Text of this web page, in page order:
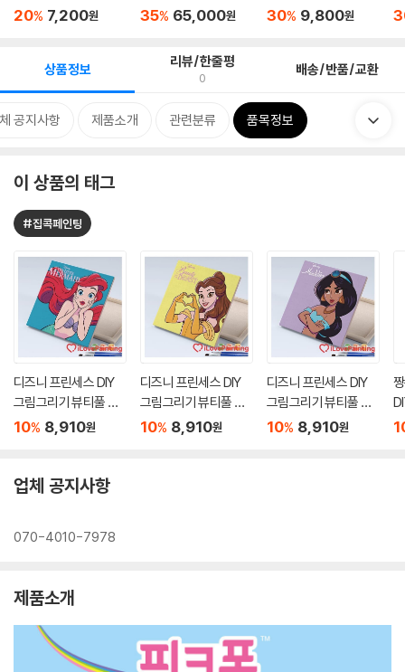
20% 7,200원 35% 65,000원
비 ...
30% 9,800원
상품정보 리뷰/한줄평
0 배송/반품/교환
공지사항 제품소개 관련분류 품목정보
이 상품의 태그
#집콕페인팅
디즈니 프린세스 DIY
그림그리기 뷰티풀 에
리얼 25X25
10% 8,910원
디즈니 프린세스 DIY
그림그리기 뷰티풀 벨
25X25
10% 8,910원
디즈니 프린세스 DIY
그림그리기 뷰티풀 쟈
스민 25X25
10% 8,910원
업체 공지사항
070-4010-7978
제품소개